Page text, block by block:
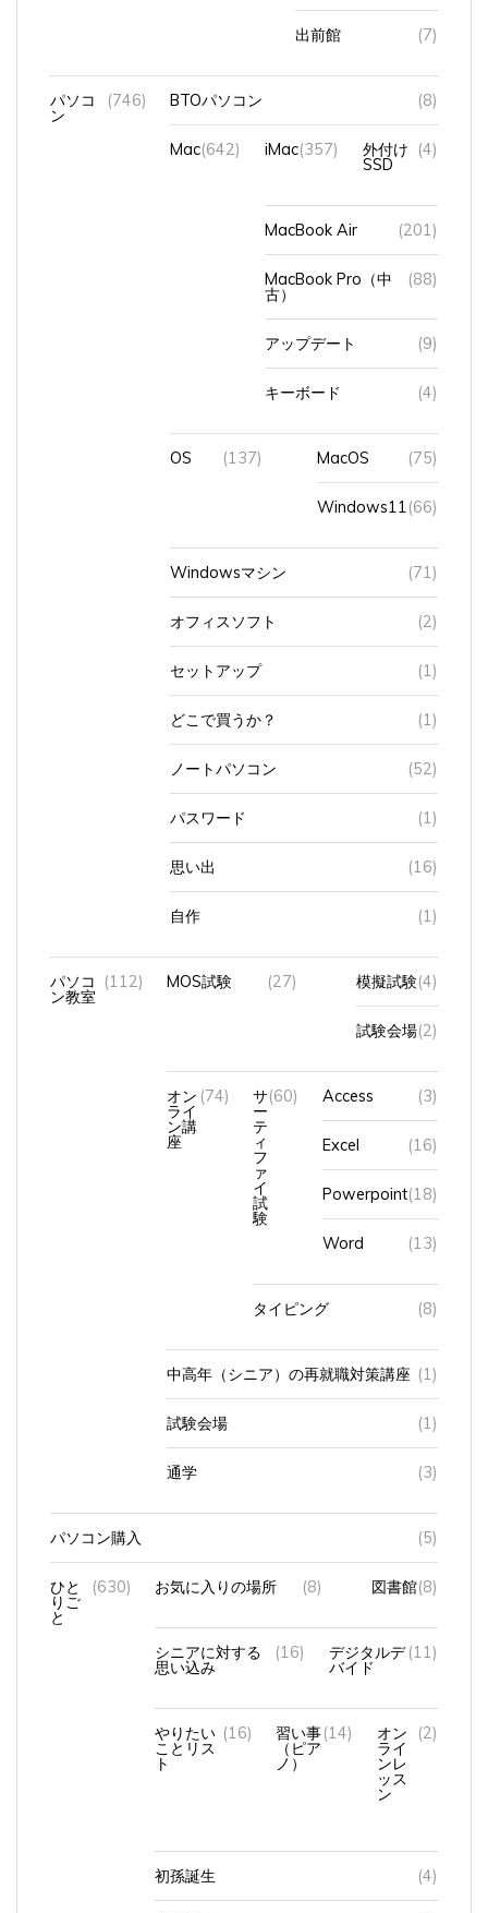
出前館 (7)
パソコ
ン
(746) BTOパソコン (8)
Mac(642) iMac(357) 外付け
SSD
(4)
MacBook Air (201)
MacBook Pro（中
古）
(88)
アップデート (9)
キーボード (4)
OS (137) MacOS (75)
Windows11(66)
Windowsマシン (71)
オフィスソフト (2)
セットアップ (1)
どこで買うか？ (1)
ノートパソコン (52)
パスワード (1)
思い出 (16)
自作 (1)
パソコ
ン教室
(112) MOS試験 (27) 模擬試験(4)
試験会場(2)
オン
ライ
ン講
座
(74) サ
ー
テ
ィ
フ
ァ
イ
試
験
(60) Access (3)
Excel (16)
Powerpoint(18)
Word (13)
タイピング (8)
中高年（シニア）の再就職対策講座 (1)
試験会場 (1)
通学 (3)
パソコン購入 (5)
ひと
りご
と
(630) お気に入りの場所 (8) 図書館(8)
シニアに対する
思い込み
(16) デジタルデ
バイド
(11)
やりたい
ことリス
ト
(16) 習い事
（ピア
ノ）
(14) オン
ライ
ンレ
ッス
ン
(2)
初孫誕生 (4)